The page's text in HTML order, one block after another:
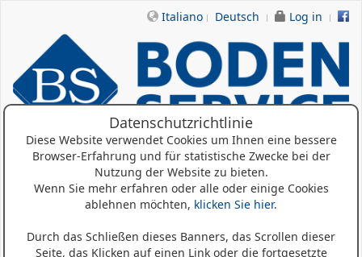
Datenschutzrichtlinie
Diese Website verwendet Cookies um Ihnen eine bessere
Browser-Erfahrung und für statistische Zwecke bei der
Nutzung der Website zu bieten.
Wenn Sie mehr erfahren oder alle oder einige Cookies
ablehnen möchten, klicken Sie hier.
Durch das Schließen dieses Banners, das Scrollen dieser
Seite, das Klicken auf einen Link oder die fortgesetzte
Italiano Deutsch Log in
Wer Sind Wir
Produkte